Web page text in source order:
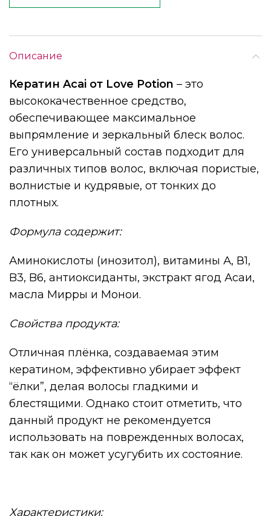
Описание
Кератин Acai от Love Potion – это
высококачественное средство,
обеспечивающее максимальное
выпрямление и зеркальный блеск волос.
Его универсальный состав подходит для
различных типов волос, включая пористые,
волнистые и кудрявые, от тонких до
плотных.
Формула содержит:
Аминокислоты (инозитол), витамины А, В1,
B3, B6, антиоксиданты, экстракт ягод Асаи,
масла Мирры и Монои.
Свойства продукта:
Отличная плёнка, создаваемая этим
кератином, эффективно убирает эффект
“ёлки”, делая волосы гладкими и
блестящими. Однако стоит отметить, что
данный продукт не рекомендуется
использовать на поврежденных волосах,
так как он может усугубить их состояние.
Характеристики: